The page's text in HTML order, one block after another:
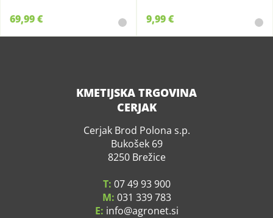
69,99 € 9,99 €
KMETIJSKA TRGOVINA
CERJAK
Cerjak Brod Polona s.p.
Bukošek 69
8250 Brežice
T: 07 49 93 900
M: 031 339 783
E: info agronet.si